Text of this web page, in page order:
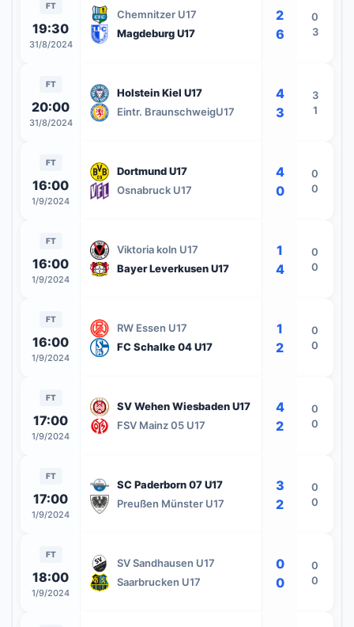
FT
19:30
31/8/2024
Chemnitzer U17
Magdeburg U17
2
6
0
3
FT
20:00
31/8/2024
Holstein Kiel U17
Eintr. BraunschweigU17
4
3
3
1
FT
16:00
1/9/2024
Dortmund U17
Osnabruck U17
4
0
0
0
FT
16:00
1/9/2024
Viktoria koln U17
Bayer Leverkusen U17
1
4
0
0
FT
16:00
1/9/2024
RW Essen U17
FC Schalke 04 U17
1
2
0
0
FT
17:00
1/9/2024
SV Wehen Wiesbaden U17
FSV Mainz 05 U17
4
2
0
0
FT
17:00
1/9/2024
SC Paderborn 07 U17
Preußen Münster U17
3
2
0
0
FT
18:00
1/9/2024
SV Sandhausen U17
Saarbrucken U17
0
0
0
0